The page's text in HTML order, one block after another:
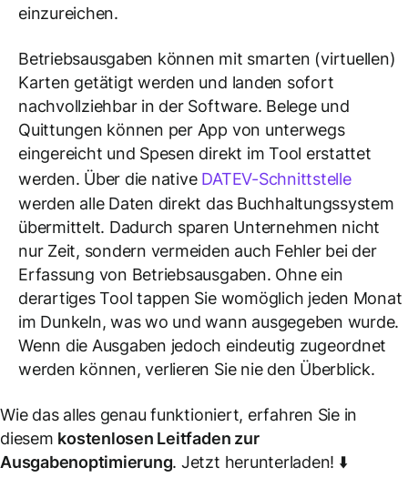
einzureichen.
Betriebsausgaben können mit smarten (virtuellen)
Karten getätigt werden und landen sofort
nachvollziehbar in der Software. Belege und
Quittungen können per App von unterwegs
eingereicht und Spesen direkt im Tool erstattet
werden. Über die native DATEV-Schnittstelle
werden alle Daten direkt das Buchhaltungssystem
übermittelt. Dadurch sparen Unternehmen nicht
nur Zeit, sondern vermeiden auch Fehler bei der
Erfassung von Betriebsausgaben. Ohne ein
derartiges Tool tappen Sie womöglich jeden Monat
im Dunkeln, was wo und wann ausgegeben wurde.
Wenn die Ausgaben jedoch eindeutig zugeordnet
werden können, verlieren Sie nie den Überblick.
Wie das alles genau funktioniert, erfahren Sie in
diesem kostenlosen Leitfaden zur
Ausgabenoptimierung. Jetzt herunterladen! ⬇️